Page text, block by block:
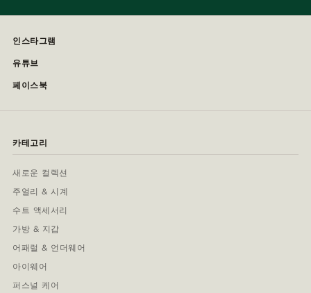
인스타그램
유튜브
페이스북
카테고리
새로운 컬렉션
주얼리 & 시계
수트 액세서리
가방 & 지갑
어패럴 & 언더웨어
아이웨어
퍼스널 케어